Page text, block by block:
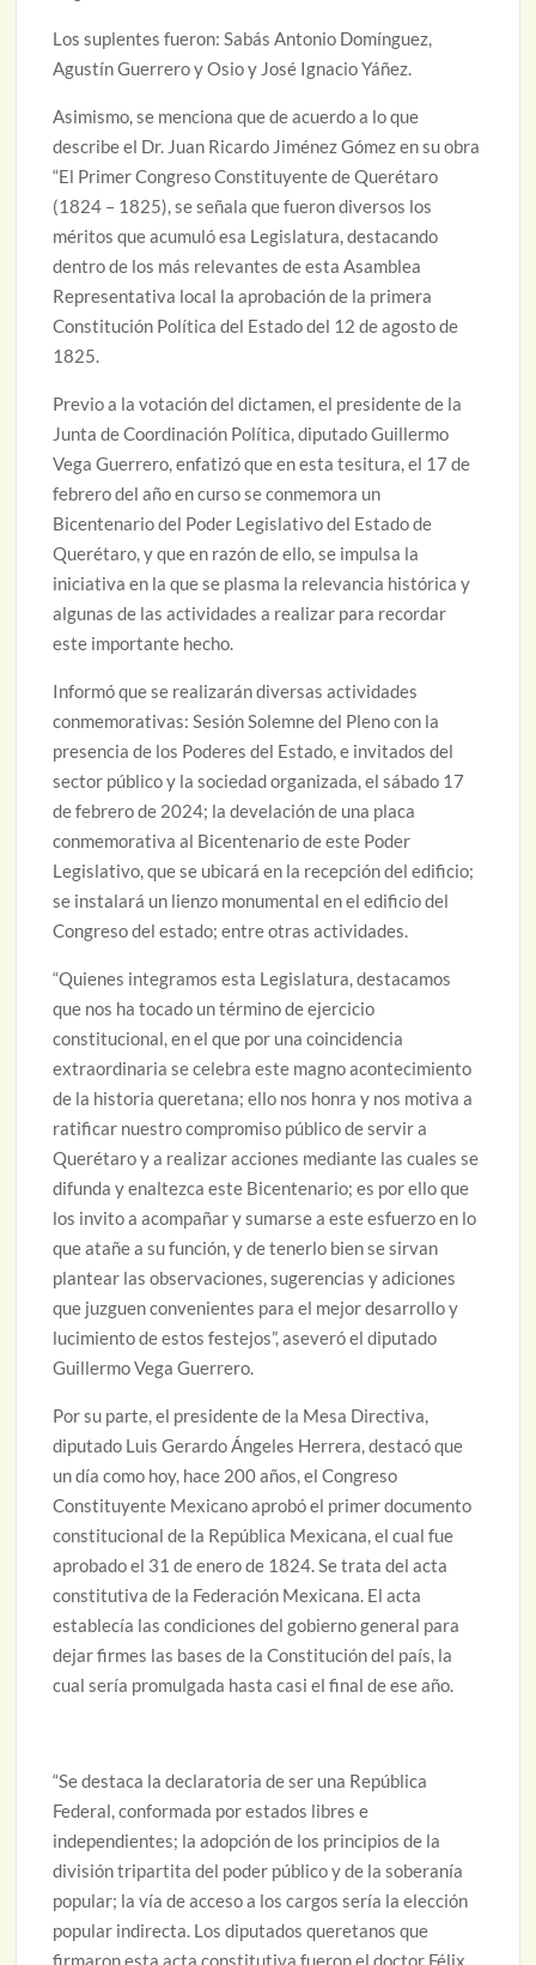
Los suplentes fueron: Sabás Antonio Domínguez,
Agustín Guerrero y Osio y José Ignacio Yáñez.
Asimismo, se menciona que de acuerdo a lo que
describe el Dr. Juan Ricardo Jiménez Gómez en su obra
“El Primer Congreso Constituyente de Querétaro
(1824 – 1825), se señala que fueron diversos los
méritos que acumuló esa Legislatura, destacando
dentro de los más relevantes de esta Asamblea
Representativa local la aprobación de la primera
Constitución Política del Estado del 12 de agosto de
1825.
Previo a la votación del dictamen, el presidente de la
Junta de Coordinación Política, diputado Guillermo
Vega Guerrero, enfatizó que en esta tesitura, el 17 de
febrero del año en curso se conmemora un
Bicentenario del Poder Legislativo del Estado de
Querétaro, y que en razón de ello, se impulsa la
iniciativa en la que se plasma la relevancia histórica y
algunas de las actividades a realizar para recordar
este importante hecho.
Informó que se realizarán diversas actividades
conmemorativas: Sesión Solemne del Pleno con la
presencia de los Poderes del Estado, e invitados del
sector público y la sociedad organizada, el sábado 17
de febrero de 2024; la develación de una placa
conmemorativa al Bicentenario de este Poder
Legislativo, que se ubicará en la recepción del edificio;
se instalará un lienzo monumental en el edificio del
Congreso del estado; entre otras actividades.
“Quienes integramos esta Legislatura, destacamos
que nos ha tocado un término de ejercicio
constitucional, en el que por una coincidencia
extraordinaria se celebra este magno acontecimiento
de la historia queretana; ello nos honra y nos motiva a
ratificar nuestro compromiso público de servir a
Querétaro y a realizar acciones mediante las cuales se
difunda y enaltezca este Bicentenario; es por ello que
los invito a acompañar y sumarse a este esfuerzo en lo
que atañe a su función, y de tenerlo bien se sirvan
plantear las observaciones, sugerencias y adiciones
que juzguen convenientes para el mejor desarrollo y
lucimiento de estos festejos”, aseveró el diputado
Guillermo Vega Guerrero.
Por su parte, el presidente de la Mesa Directiva,
diputado Luis Gerardo Ángeles Herrera, destacó que
un día como hoy, hace 200 años, el Congreso
Constituyente Mexicano aprobó el primer documento
constitucional de la República Mexicana, el cual fue
aprobado el 31 de enero de 1824. Se trata del acta
constitutiva de la Federación Mexicana. El acta
establecía las condiciones del gobierno general para
dejar firmes las bases de la Constitución del país, la
cual sería promulgada hasta casi el final de ese año.
“Se destaca la declaratoria de ser una República
Federal, conformada por estados libres e
independientes; la adopción de los principios de la
división tripartita del poder público y de la soberanía
popular; la vía de acceso a los cargos sería la elección
popular indirecta. Los diputados queretanos que
firmaron esta acta constitutiva fueron el doctor Félix